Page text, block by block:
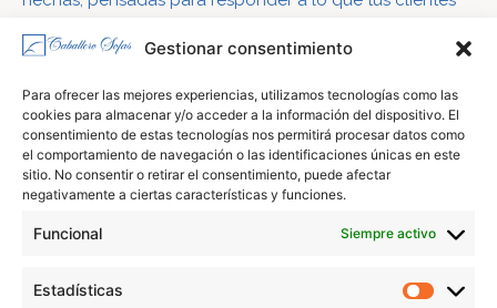
Gestionar consentimiento
Para ofrecer las mejores experiencias, utilizamos tecnologías como las
cookies para almacenar y/o acceder a la información del dispositivo. El
consentimiento de estas tecnologías nos permitirá procesar datos como
el comportamiento de navegación o las identificaciones únicas en este
sitio. No consentir o retirar el consentimiento, puede afectar
negativamente a ciertas características y funciones.
Funcional Siempre activo
Estadísticas
resultado.
CONTACTO